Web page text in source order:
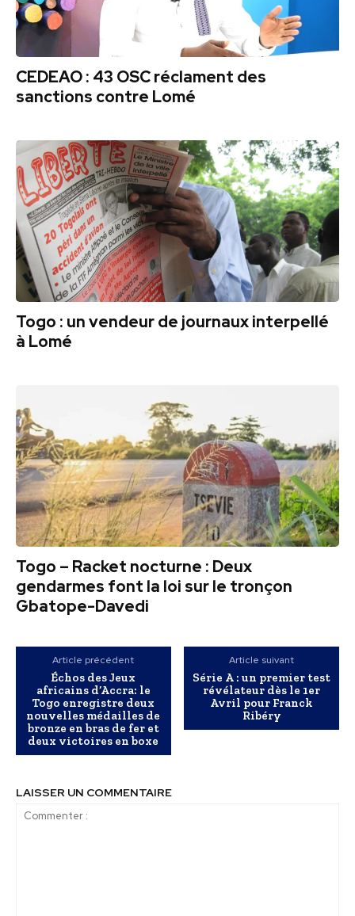
CEDEAO : 43 OSC réclament des
sanctions contre Lomé
Togo : un vendeur de journaux interpellé
à Lomé
Togo – Racket nocturne : Deux
gendarmes font la loi sur le tronçon
Gbatope-Davedi
Article précédent
Échos des Jeux
africains d’Accra: le
Togo enregistre deux
nouvelles médailles de
bronze en bras de fer et
deux victoires en boxe
Article suivant
Série A : un premier test
révélateur dès le 1er
Avril pour Franck
Ribéry
LAISSER UN COMMENTAIRE